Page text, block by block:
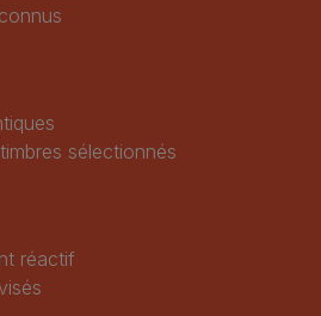
sélectionnés
réactif